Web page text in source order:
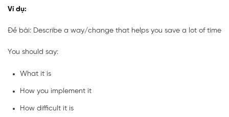
Ví dụ:
Đề bài: Describe a way/change that helps you save a lot of time
You should say:
What it is
How you implement it
How difficult it is